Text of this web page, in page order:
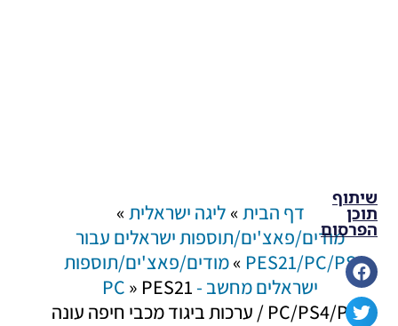
דף הבית » ליגה ישראלית »
מודים/פאצ'ים/תוספות ישראלים עבור
PES21/PC/PS
»מודים/פאצ'ים/תוספות
ישראלים מחשב - PC
» PES21
PC/PS4/PS5 / ערכות ביגוד מכבי חיפה עונה
שיתוף
תוכן
הפרסום